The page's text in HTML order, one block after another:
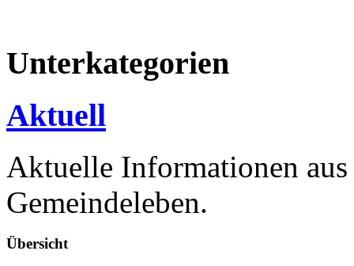
Unterkategorien
Aktuell
Aktuelle Informationen aus
Gemeindeleben.
Übersicht